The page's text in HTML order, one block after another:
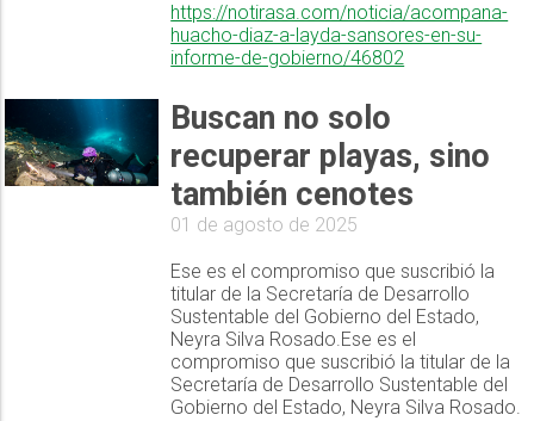
https://notirasa.com/noticia/acompana-
huacho-diaz-a-layda-sansores-en-su-
informe-de-gobierno/46802
Buscan no solo
recuperar playas, sino
también cenotes
01 de agosto de 2025
Ese es el compromiso que suscribió la
titular de la Secretaría de Desarrollo
Sustentable del Gobierno del Estado,
Neyra Silva Rosado.Ese es el
compromiso que suscribió la titular de la
Secretaría de Desarrollo Sustentable del
Gobierno del Estado, Neyra Silva Rosado.